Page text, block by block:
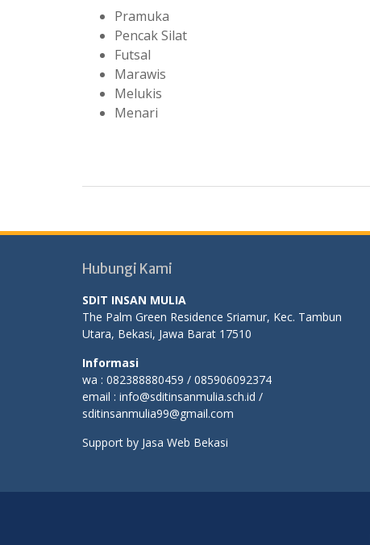
Pramuka
Pencak Silat
Futsal
Marawis
Melukis
Menari
Hubungi Kami
SDIT INSAN MULIA
The Palm Green Residence Sriamur, Kec. Tambun
Utara, Bekasi, Jawa Barat 17510
Informasi
wa : 082388880459 / 085906092374
email : info@sditinsanmulia.sch.id /
sditinsanmulia99@gmail.com
Support by Jasa Web Bekasi